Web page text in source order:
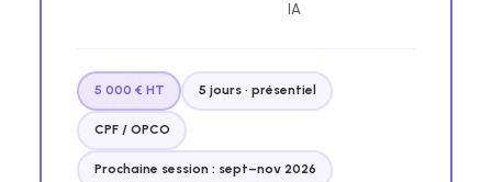
IA
5 000 € HT 5 jours · présentiel
CPF / OPCO
Prochaine session : sept–nov 2026